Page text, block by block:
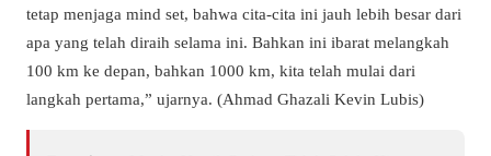
tetap menjaga mind set, bahwa cita-cita ini jauh lebih besar dari
apa yang telah diraih selama ini. Bahkan ini ibarat melangkah
100 km ke depan, bahkan 1000 km, kita telah mulai dari
langkah pertama,” ujarnya. (Ahmad Ghazali Kevin Lubis)